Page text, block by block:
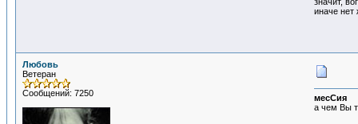
иначе нет
Любовь
Ветеран
Сообщений: 7250
месСия
а чем Вы